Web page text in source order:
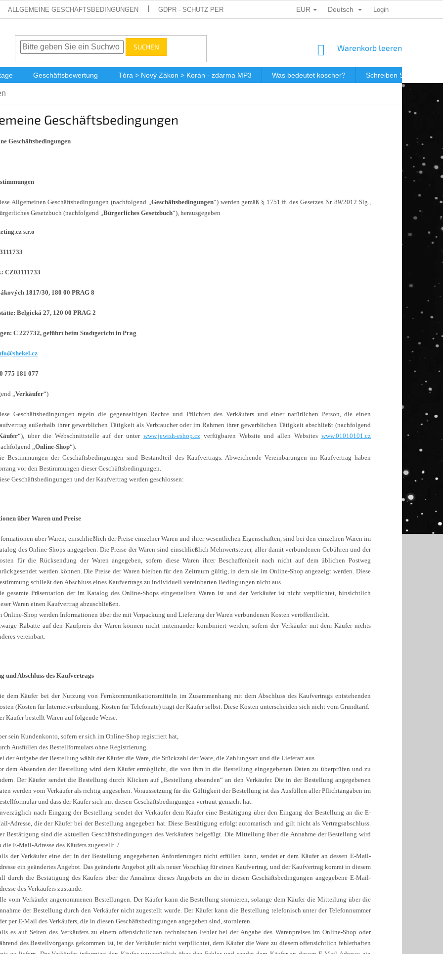
ALLGEMEINE GESCHÄFTSBEDINGUNGEN GDPR - SCHUTZ PERSONENBEZOGENER DATEN DÁRKOVÉ KUPONY
EUR Deutsch Login
SUCHEN WARENKORB
Warenkorb leeren
Geschäftsbewertung Tóra > Nový Zákon > Korán - zdarma MP3 Was bedeutet koscher? Schreiben Sie uns
Geschäftsbedingungen
Geschäftsbedingungen
Allgemeinen Geschäftsbedingungen (nachfolgend „ Geschäftsbedingungen“) werden gemäß § 1751 ff. des Gesetzes Nr. 89/2012 Slg.,
Gesetzbuch (nachfolgend „ Bürgerliches Gesetzbuch“), herausgegeben
s.r.o
CZ03111733
1817/30, 180 00 PRAG 8
Belgická 27, 120 00 PRAG 2
C 227732, geführt beim Stadtgericht in Prag
775 181 077
„ Verkäufer“)
Geschäftsbedingungen regeln die gegenseitigen Rechte und Pflichten des Verkäufers und einer natürlichen Person, die einen
außerhalb ihrer gewerblichen Tätigkeit als Verbraucher oder im Rahmen ihrer gewerblichen Tätigkeit abschließt (nachfolgend
“), über die Webschnittstelle auf der unter www.jewish-eshop.czverfügbaren Website und allen Websiteswww.01010101.cz
„ Online-Shop“).
Bestimmungen der Geschäftsbedingungen sind Bestandteil des Kaufvertrags. Abweichende Vereinbarungen im Kaufvertrag haben
vor den Bestimmungen dieser Geschäftsbedingungen.
Geschäftsbedingungen und der Kaufvertrag werden geschlossen:
über Waren und Preise
über Waren, einschließlich der Preise einzelner Waren und ihrer wesentlichen Eigenschaften, sind bei den einzelnen Waren im
des Online-Shops angegeben. Die Preise der Waren sind einschließlich Mehrwertsteuer, aller damit verbundenen Gebühren und der
für die Rücksendung der Waren angegeben, sofern diese Waren ihrer Beschaffenheit nach nicht auf dem üblichen Postweg
werden können. Die Preise der Waren bleiben für den Zeitraum gültig, in dem sie im Online-Shop angezeigt werden. Diese
schließt den Abschluss eines Kaufvertrags zu individuell vereinbarten Bedingungen nicht aus.
gesamte Präsentation der im Katalog des Online-Shops eingestellten Waren ist und der Verkäufer ist nicht verpflichtet, hinsichtlich
Waren einen Kaufvertrag abzuschließen.
Online-Shop werden Informationen über die mit Verpackung und Lieferung der Waren verbundenen Kosten veröffentlicht.
Rabatte auf den Kaufpreis der Waren können nicht miteinander kombiniert werden, sofern der Verkäufer mit dem Käufer nichts
vereinbart.
und Abschluss des Kaufvertrags
dem Käufer bei der Nutzung von Fernkommunikationsmitteln im Zusammenhang mit dem Abschluss des Kaufvertrags entstehenden
(Kosten für Internetverbindung, Kosten für Telefonate) trägt der Käufer selbst. Diese Kosten unterscheiden sich nicht vom Grundtarif.
Käufer bestellt Waren auf folgende Weise:
sein Kundenkonto, sofern er sich im Online-Shop registriert hat,
Ausfüllen des Bestellformulars ohne Registrierung.
der Aufgabe der Bestellung wählt der Käufer die Ware, die Stückzahl der Ware, die Zahlungsart und die Lieferart aus.
dem Absenden der Bestellung wird dem Käufer ermöglicht, die von ihm in die Bestellung eingegebenen Daten zu überprüfen und zu
Der Käufer sendet die Bestellung durch Klicken auf „Bestellung absenden“ an den Verkäufer. Die in der Bestellung angegebenen
werden vom Verkäufer als richtig angesehen. Voraussetzung für die Gültigkeit der Bestellung ist das Ausfüllen aller Pflichtangaben im
und dass der Käufer sich mit diesen Geschäftsbedingungen vertraut gemacht hat.
nach Eingang der Bestellung sendet der Verkäufer dem Käufer eine Bestätigung über den Eingang der Bestellung an die E-
Adresse, die der Käufer bei der Bestellung angegeben hat. Diese Bestätigung erfolgt automatisch und gilt nicht als Vertragsabschluss.
Bestätigung sind die aktuellen Geschäftsbedingungen des Verkäufers beigefügt. Die Mitteilung über die Annahme der Bestellung wird
die E-Mail-Adresse des Käufers zugestellt. /
der Verkäufer eine der in der Bestellung angegebenen Anforderungen nicht erfüllen kann, sendet er dem Käufer an dessen E-Mail-
ein geändertes Angebot. Das geänderte Angebot gilt als neuer Vorschlag für einen Kaufvertrag, und der Kaufvertrag kommt in diesem
durch die Bestätigung des Käufers über die Annahme dieses Angebots an die in diesen Geschäftsbedingungen angegebene E-Mail-
des Verkäufers zustande.
vom Verkäufer angenommenen Bestellungen. Der Käufer kann die Bestellung stornieren, solange dem Käufer die Mitteilung über die
der Bestellung durch den Verkäufer nicht zugestellt wurde. Der Käufer kann die Bestellung telefonisch unter der Telefonnummer
per E-Mail des Verkäufers, die in diesen Geschäftsbedingungen angegeben sind, stornieren.
es auf Seiten des Verkäufers zu einem offensichtlichen technischen Fehler bei der Angabe des Warenpreises im Online-Shop oder
des Bestellvorgangs gekommen ist, ist der Verkäufer nicht verpflichtet, dem Käufer die Ware zu diesem offensichtlich fehlerhaften